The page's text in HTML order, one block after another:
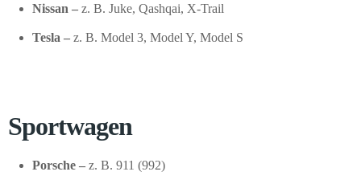
Nissan – z. B. Juke, Qashqai, X-Trail
Tesla – z. B. Model 3, Model Y, Model S
Sportwagen
Porsche – z. B. 911 (992)